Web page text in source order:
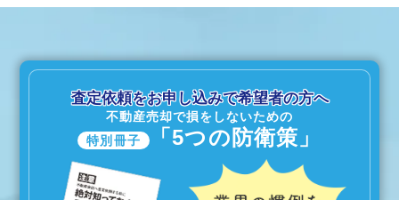
査定依頼をお申し込みで希望者の方へ
不動産売却で損をしないための
特別冊子
「5つの防衛策」